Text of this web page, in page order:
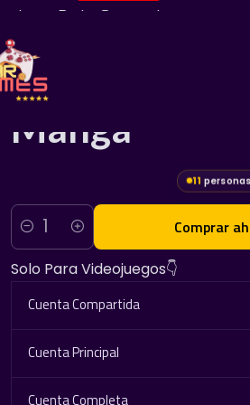
De La Semana!
|
Hot Wheels
Manga
11
Cantidad Comprar
Solo Para Videojuegos👇
Cuenta Compartida
Cuenta Principal
Cuenta Completa